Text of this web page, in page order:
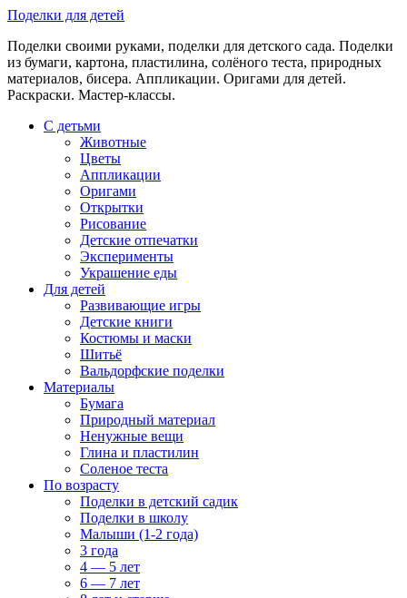
Skip
content
Поделки для детей
Поделки своими руками, поделки для детского сада. Поделки
из бумаги, картона, пластилина, солёного теста, природных
материалов, бисера. Аппликации. Оригами для детей.
Раскраски. Мастер-классы.
С детьми
Животные
Цветы
Аппликации
Оригами
Открытки
Рисование
Детские отпечатки
Эксперименты
Украшение еды
Для детей
Развивающие игры
Детские книги
Костюмы и маски
Шитьё
Вальдорфские поделки
Материалы
Бумага
Природный материал
Ненужные вещи
Глина и пластилин
Соленое теста
По возрасту
Поделки в детский садик
Поделки в школу
Малыши (1-2 года)
3 года
4 — 5 лет
6 — 7 лет